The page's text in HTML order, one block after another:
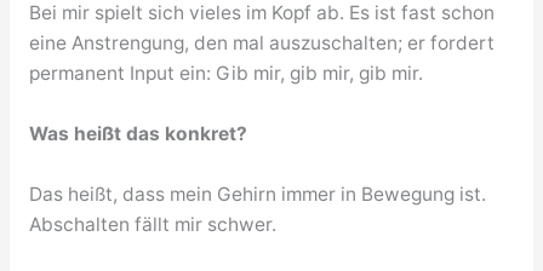
Bei mir spielt sich vieles im Kopf ab. Es ist fast schon
eine Anstrengung, den mal auszuschalten; er fordert
permanent Input ein: Gib mir, gib mir, gib mir.
Was heißt das konkret?
Das heißt, dass mein Gehirn immer in Bewegung ist.
Abschalten fällt mir schwer.